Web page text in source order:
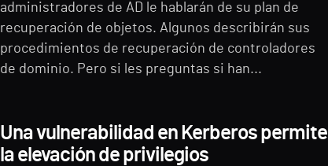
administradores de AD le hablarán de su plan de
recuperación de objetos. Algunos describirán sus
procedimientos de recuperación de controladores
de dominio. Pero si les preguntas si han...
Una vulnerabilidad en Kerberos permite
la elevación de privilegios